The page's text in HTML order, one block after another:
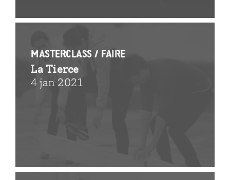
MasterClass / Faire
La Tierce
4 jan 2021